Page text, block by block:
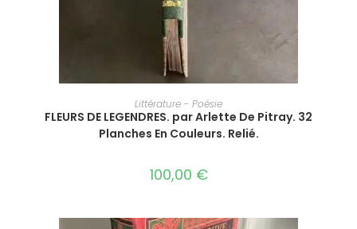
AJOUTER AU PANIER
Littérature - Poésie
FLEURS DE LEGENDRES. par Arlette De Pitray. 32
Planches En Couleurs. Relié.
100,00 €